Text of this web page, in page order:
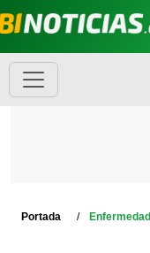
Portada Enfermedad